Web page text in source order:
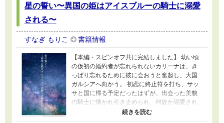
星の誓い〜異国の姫はアイスブルーの騎士に溺愛
される〜
すなぎ もりこ 書籍情報
【本編・スピンオフ共に完結しました】 幼い頃
の仮初の婚約者が忘れられないカリーナは、き
っぱり忘れるために彼に会おうと奮起し、大国
ガルシアへ向かう。 初恋に終止符を打ち、サッ
サと国に帰る予定だったはずが、出会った美貌
の騎士に懐かれ引き止められ、何故か溺愛され
ることになる。 甘く意味深な言葉を囁く彼に